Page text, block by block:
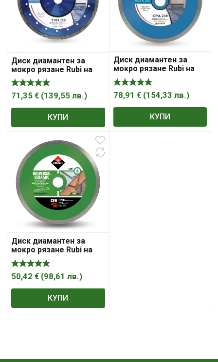
Диск диамантен за
мокро рязане Rubi на
гранитогрес и твърди
материали 250×25.4×1.6
мм, 10 мм, Turbo Viper
71,35 € (139,55 лв.)
КУПИ
Диск диамантен за
мокро рязане Rubi на
гранитогрес и твърди
материали 250×25.4×2.2
мм, 7 мм, Continuous
78,91 € (154,33 лв.)
КУПИ
Диск диамантен за
мокро рязане Rubi на
керамични плочки
250×25.4×2.2 мм, CEV-
250 SuperPro
50,42 € (98,61 лв.)
КУПИ